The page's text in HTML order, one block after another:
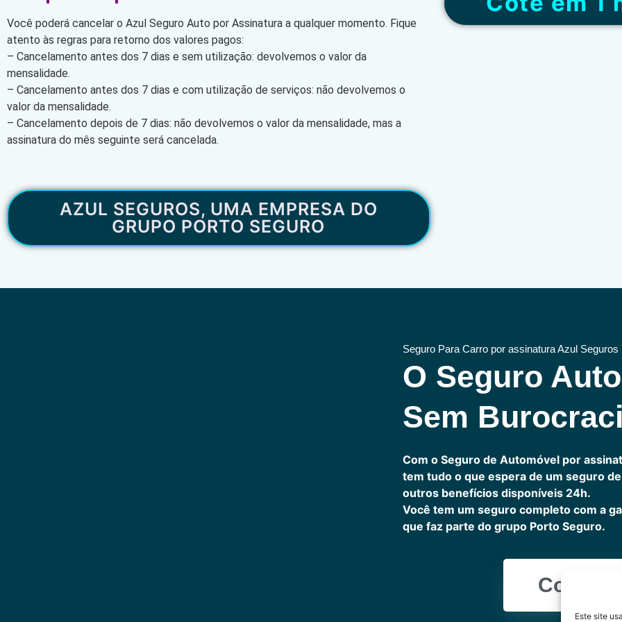
Este site
Você poderá cancelar o Azul Seguro Auto por Assinatura a qualquer momento. Fique
atento às regras para retorno dos valores pagos:
– Cancelamento antes dos 7 dias e sem utilização: devolvemos o valor da
mensalidade.
– Cancelamento antes dos 7 dias e com utilização de serviços: não devolvemos o
valor da mensalidade.
– Cancelamento depois de 7 dias: não devolvemos o valor da mensalidade, mas a
assinatura do mês seguinte será cancelada.
AZUL SEGUROS, UMA EMPRESA DO
GRUPO PORTO SEGURO
Seguro Para Carro por assinatura Azul Seguros
O Seguro
Sem
Com o Seguro de Automóvel por
tem tudo o que espera de um seguro
outros benefícios disponíveis 24h.
Você tem um seguro completo com a
que faz parte do grupo Porto Seguro.
Cote